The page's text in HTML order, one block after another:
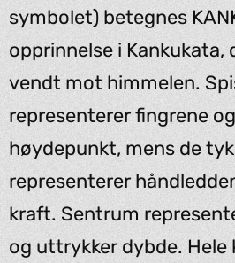
symbolet) betegnes
opprinnelse i Kankukata,
vendt mot himmelen.
representerer fingrene
høydepunkt, mens de
representerer
kraft. Sentrum
og uttrykker dybde. Hele